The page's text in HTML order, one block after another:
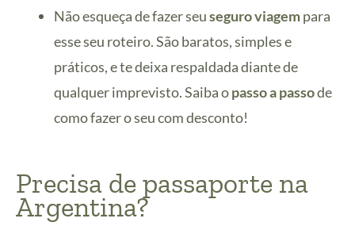
Não esqueça de fazer seuseguro viagempara
esse seu roteiro. São baratos, simples e
práticos, e te deixa respaldada diante de
qualquer imprevisto. Saiba opasso a passode
como fazer o seu com desconto!
Precisa de passaporte na
Argentina?